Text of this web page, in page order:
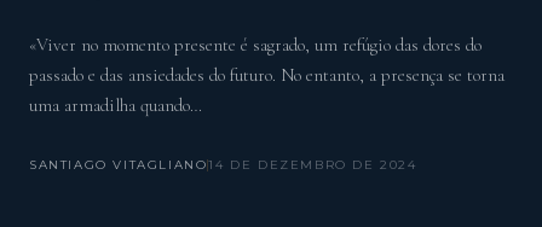
«Viver no momento presente é sagrado, um refúgio das dores do
passado e das ansiedades do futuro. No entanto, a presença se torna
uma armadilha quando…
SANTIAGO VITAGLIANO14 DE DEZEMBRO DE 2024